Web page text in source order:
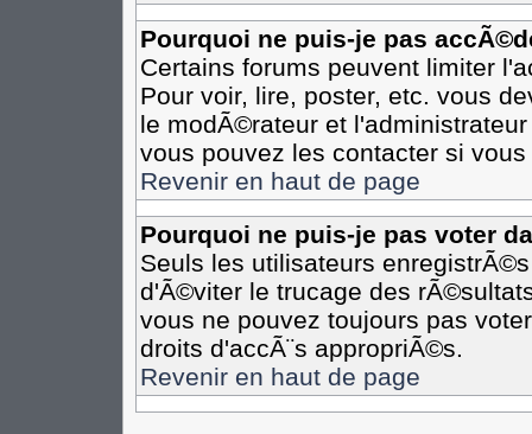
Pourquoi ne puis-je pas
Certains forums peuvent limiter
Pour voir, lire, poster, etc. vous
le modÃ©rateur et
vous pouvez les contacter si
Revenir en haut de page
Pourquoi ne puis-je pas voter
Seuls les utilisateurs
d'Ã©viter le trucage des
vous ne pouvez toujours pas
droits d'accÃ¨s appropriÃ©s.
Revenir en haut de page